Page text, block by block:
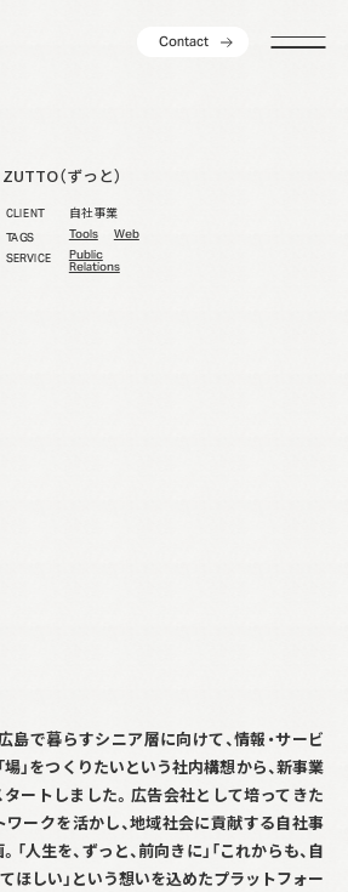
Contact
ZUTTO（ずっと）
CLIENT 自社事業
TAGS Tools Web
SERVICE Public
Relations
島で暮らすシニア層に向けて、情報・サービ
場」をつくりたいという社内構想から、新事業
タートしました。広告会社として培ってきた
ークを活かし、地域社会に貢献する自社事
人生を、ずっと、前向きに」「これからも、自
ほしい」という想いを込めたプラットフォー